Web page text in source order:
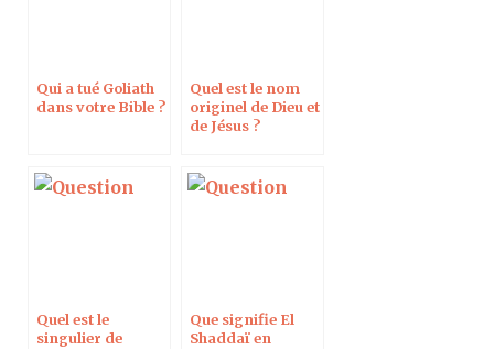
Qui a tué Goliath
dans votre Bible ?
Quel est le nom
originel de Dieu et
de Jésus ?
Quel est le
singulier de
Que signifie El
Shaddaï en